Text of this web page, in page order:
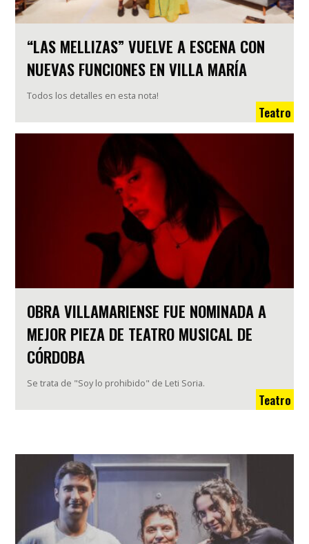
“LAS MELLIZAS” VUELVE A ESCENA CON
NUEVAS FUNCIONES EN VILLA MARÍA
Todos los detalles en esta nota!
Teatro
OBRA VILLAMARIENSE FUE NOMINADA A
MEJOR PIEZA DE TEATRO MUSICAL DE
CÓRDOBA
Se trata de "Soy lo prohibido" de Leti Soria.
Teatro